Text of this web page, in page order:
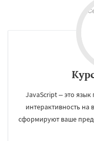
JavaScript – это
интерактивность на
сформируют ваше